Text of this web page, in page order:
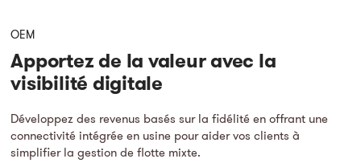
OEM
Apportez de la valeur avec la
visibilité digitale
Développez des revenus basés sur la fidélité en offrant une
connectivité intégrée en usine pour aider vos clients à
simplifier la gestion de flotte mixte.